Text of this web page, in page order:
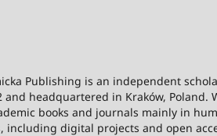
Publishing is an independent
and headquartered in Kraków, Poland.
books and journals mainly in
including digital projects and open